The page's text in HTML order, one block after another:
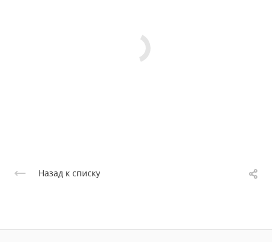
Назад к списку